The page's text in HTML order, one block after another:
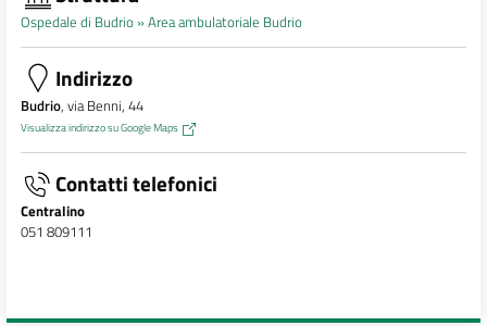
Ospedale di Budrio »Area ambulatoriale Budrio
Indirizzo
Budrio, via Benni, 44
Visualizza indirizzo su Google Maps
Contatti telefonici
Centralino
051 809111